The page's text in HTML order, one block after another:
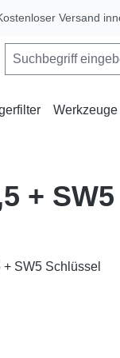
Versand
Werkzeuge
+